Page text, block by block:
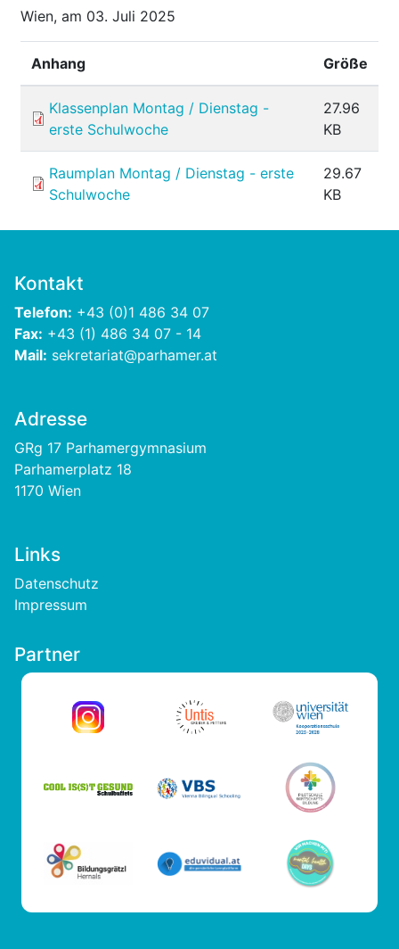
Wien, am 03. Juli 2025
Anhang Größe
Klassenplan Montag / Dienstag -
erste Schulwoche
27.96
KB
Raumplan Montag / Dienstag - erste
Schulwoche
29.67
KB
Kontakt
Telefon: +43 (0)1 486 34 07
Fax: +43 (1) 486 34 07 - 14
Mail: sekretariat@parhamer.at
Adresse
GRg 17 Parhamergymnasium
Parhamerplatz 18
1170 Wien
Links
Footer
Datenschutz
Impressum
Partner